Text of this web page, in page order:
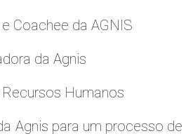
Coachee da AGNIS
da Agnis
Humanos
Agnis para um processo de